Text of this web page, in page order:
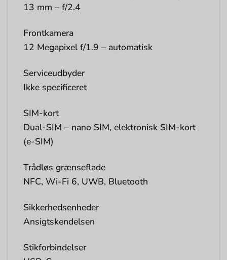
13 mm – f/2.4
Frontkamera
12 Megapixel f/1.9 – automatisk
Serviceudbyder
Ikke specificeret
SIM-kort
Dual-SIM – nano SIM, elektronisk SIM-kort
(e-SIM)
Trådløs grænseflade
NFC, Wi-Fi 6, UWB, Bluetooth
Sikkerhedsenheder
Ansigtskendelsen
Stikforbindelser